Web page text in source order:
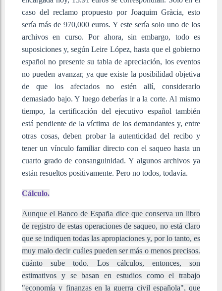
caso del reclamo propuesto por Joaquim Gràcia, esto
sería más de 970,000 euros. Y este sería solo uno de los
archivos en curso. Por ahora, sin embargo, todo es
suposiciones y, según Leire López, hasta que el gobierno
español no presente su tabla de apreciación, los eventos
no pueden avanzar, ya que existe la posibilidad objetiva
de que los afectados no estén allí, considerarlo
demasiado bajo. Y luego deberías ir a la corte. Al mismo
tiempo, la certificación del ejecutivo español también
está pendiente de la víctima de los demandantes y, entre
otras cosas, deben probar la autenticidad del recibo y
tener un vínculo familiar directo con el saqueo hasta un
cuarto grado de consanguinidad. Y algunos archivos ya
están resueltos positivamente. Pero no todos, todavía.
Cálculo.
Aunque el Banco de España dice que conserva un libro
de registro de estas operaciones de saqueo, no está claro
que se indiquen todas las apropiaciones y, por lo tanto, es
muy malo decir cuáles pueden ser más o menos precisos.
cuánto sube todo. Los cálculos, entonces, son
estimativos y se basan en estudios como el trabajo
"economía y finanzas en la guerra civil española", que